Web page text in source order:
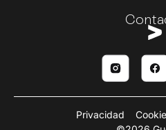
Privacidad